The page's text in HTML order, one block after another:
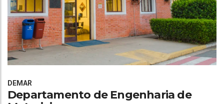
DEMAR
Departamento de Engenharia de